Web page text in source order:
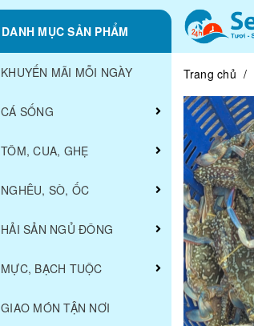
DANH MỤC SẢN PHẨM
KHUYẾN MÃI MỖI NGÀY
CÁ SỐNG
TÔM, CUA, GHẸ
NGHÊU, SÒ, ỐC
HẢI SẢN NGỦ ĐÔNG
MỰC, BẠCH TUỘC
GIAO MÓN TẬN NƠI
Trang chủ /